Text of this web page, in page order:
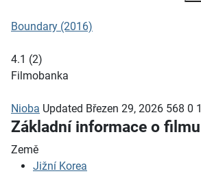
Boundary (2016)
4.1 (2)
Filmobanka
Nioba Updated Březen 29, 2026 568 0 1
Základní informace o filmu
Země
Jižní Korea